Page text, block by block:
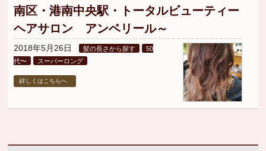
南区・港南中央駅・トータルビューティー
ヘアサロン アンベリール～
2018年5月26日 髪の長さから探す
50
代〜
スーパーロング
詳しくはこちらへ